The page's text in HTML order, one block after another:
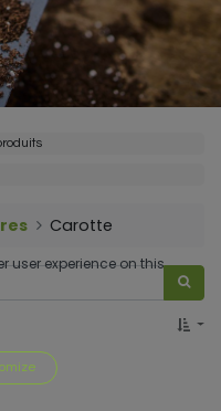
Carotte
user experience on this